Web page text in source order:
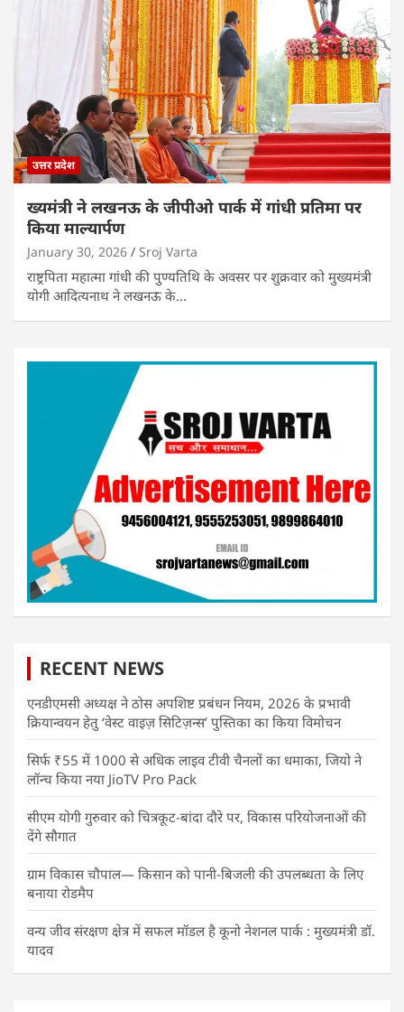
उत्तर प्रदेश
ख्यमंत्री ने लखनऊ के जीपीओ पार्क में गांधी प्रतिमा पर
किया माल्यार्पण
January 30, 2026 Sroj Varta
राष्ट्रपिता महात्मा गांधी की पुण्यतिथि के अवसर पर शुक्रवार को मुख्यमंत्री
योगी आदित्यनाथ ने लखनऊ के…
RECENT NEWS
एनडीएमसी अध्यक्ष ने ठोस अपशिष्ट प्रबंधन नियम, 2026 के प्रभावी
क्रियान्वयन हेतु ‘वेस्ट वाइज़ सिटिज़न्स’ पुस्तिका का किया विमोचन
सिर्फ ₹55 में 1000 से अधिक लाइव टीवी चैनलों का धमाका, जियो ने
लॉन्च किया नया JioTV Pro Pack
सीएम योगी गुरुवार को चित्रकूट-बांदा दौरे पर, विकास परियोजनाओं की
देंगे सौगात
ग्राम विकास चौपाल— किसान को पानी-बिजली की उपलब्धता के लिए
बनाया रोडमैप
वन्य जीव संरक्षण क्षेत्र में सफल मॉडल है कूनो नेशनल पार्क : मुख्यमंत्री डॉ.
यादव